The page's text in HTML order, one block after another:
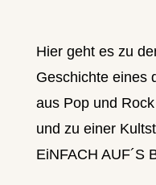
Hier geht es zu
Geschichte eines
aus Pop und
und zu einer
EiNFACH AUF´S